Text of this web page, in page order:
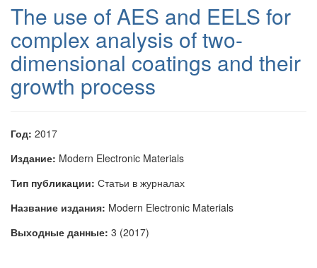
The use of AES and EELS for
complex analysis of two-
dimensional coatings and their
growth process
Год: 2017
Издание: Modern Electronic Materials
Тип публикации: Статьи в журналах
Название издания: Modern Electronic Materials
Выходные данные: 3 (2017)